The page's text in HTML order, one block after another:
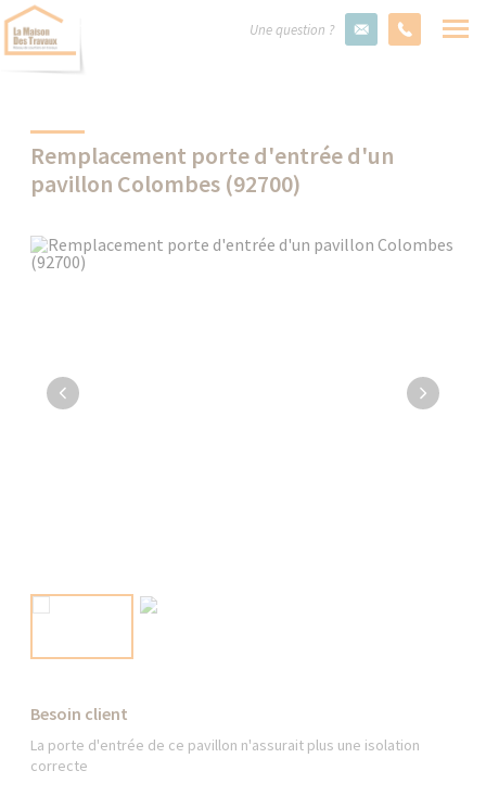
Une question ?
Remplacement porte d'entrée d'un
pavillon Colombes (92700)
Besoin client
La porte d'entrée de ce pavillon n'assurait plus une isolation
correcte